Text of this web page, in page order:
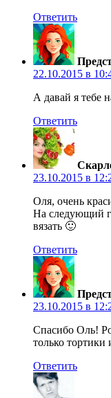
Ответить
22.10.2015 в
А давай я тебе
Ответить
23.10.2015 в
Оля, очень
На следующий
вязать 🙂
Ответить
23.10.2015 в
Спасибо Оль!
только
Ответить